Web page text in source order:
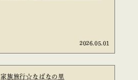
2026.05.01
家族旅行☆なばなの里